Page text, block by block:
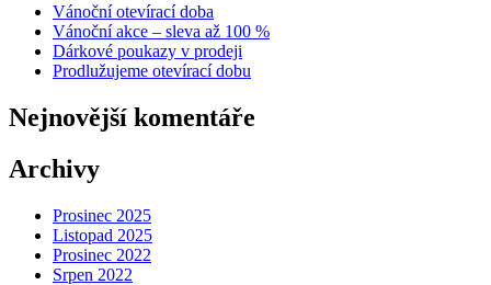
Vánoční otevírací doba
Vánoční akce – sleva až 100 %
Dárkové poukazy v prodeji
Prodlužujeme otevírací dobu
Nejnovější komentáře
Archivy
Prosinec 2025
Listopad 2025
Prosinec 2022
Srpen 2022